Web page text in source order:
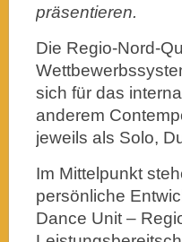
präsentieren.
Die Regio-Nord-
sich für das
anderem
jeweils als Solo,
Im Mittelpunkt
persönliche
Dance Unit –